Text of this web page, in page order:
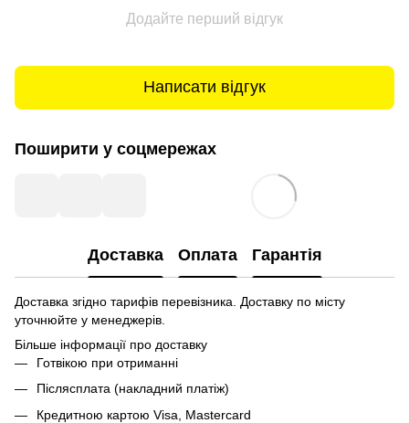
Додайте перший відгук
Написати відгук
Поширити у соцмережах
Доставка Оплата Гарантія
Доставка згідно тарифів перевізника. Доставку по місту
уточнюйте у менеджерів.
Більше інформації про доставку
Готвікою при отриманні
Післясплата (накладний платіж)
Кредитною картою Visa, Mastercard